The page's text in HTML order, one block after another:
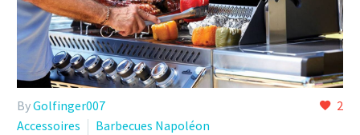
2
ByGolfinger007
Accessoires
Barbecues Napoléon